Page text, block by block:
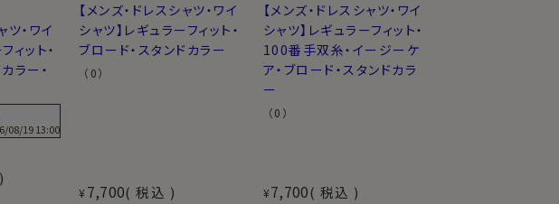
ツ・ワイ
ィット・
ラー・
08/19 13:00
【メンズ・ドレスシャツ・ワイ
シャツ】レギュラーフィット・
ブロード・スタンドカラー
（0）
¥ 7,700 税込
【メンズ・ドレスシャツ・ワイ
シャツ】レギュラーフィット・
100番手双糸・イージーケ
ア・ブロード・スタンドカラ
ー
（0）
¥7,700 税込